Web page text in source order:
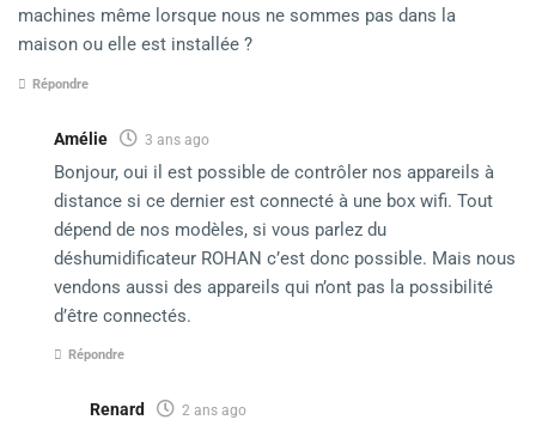
machines même lorsque nous ne sommes pas dans la
maison ou elle est installée ?
Répondre
Amélie 3 ans ago
Bonjour, oui il est possible de contrôler nos appareils à
distance si ce dernier est connecté à une box wifi. Tout
dépend de nos modèles, si vous parlez du
déshumidificateur ROHAN c’est donc possible. Mais nous
vendons aussi des appareils qui n’ont pas la possibilité
d’être connectés.
Répondre
Renard 2 ans ago